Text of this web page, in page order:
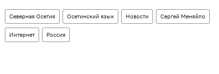
Северная Осетия Осетинский язык Новости Сергей Меняйло
Интернет Россия